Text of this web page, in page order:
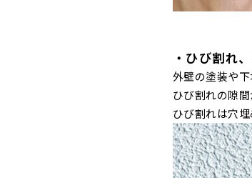
・ひび割れ
外壁の塗装や下
ひび割れの隙
ひび割れは穴